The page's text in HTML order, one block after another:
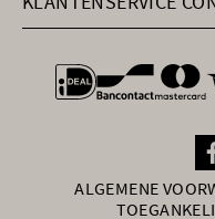
ALGEMENE